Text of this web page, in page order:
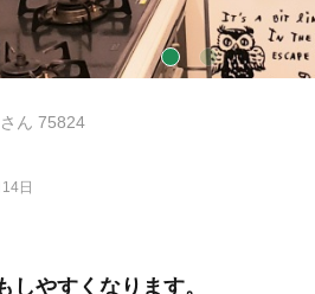
ん 75824
日
やすくなります。